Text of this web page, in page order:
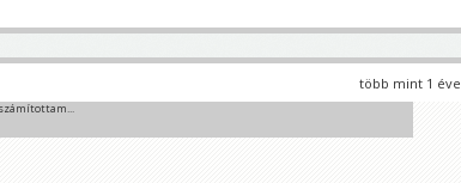
több mint 1 éve